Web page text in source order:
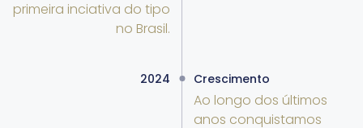
primeira inciativa do tipo
no Brasil.
2024 Crescimento
Ao longo dos últimos
anos conquistamos